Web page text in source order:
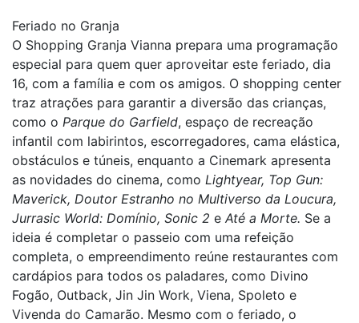
Feriado no Granja
O Shopping Granja Vianna prepara uma programação
especial para quem quer aproveitar este feriado, dia
16, com a família e com os amigos. O shopping center
traz atrações para garantir a diversão das crianças,
como o Parque do Garfield, espaço de recreação
infantil com labirintos, escorregadores, cama elástica,
obstáculos e túneis, enquanto a Cinemark apresenta
as novidades do cinema, como Lightyear, Top Gun:
Maverick, Doutor Estranho no Multiverso da Loucura,
Jurrasic World: Domínio, Sonic 2 e Até a Morte. Se a
ideia é completar o passeio com uma refeição
completa, o empreendimento reúne restaurantes com
cardápios para todos os paladares, como Divino
Fogão, Outback, Jin Jin Work, Viena, Spoleto e
Vivenda do Camarão. Mesmo com o feriado, o